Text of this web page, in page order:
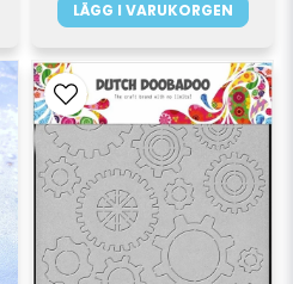
LÄGG I VARUKORGEN